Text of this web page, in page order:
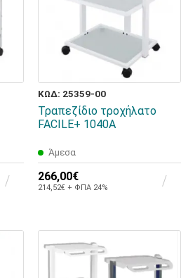
ΚΩΔ: 25359-00
Τραπεζίδιο τροχήλατο
FACILE+ 1040A
Άμεσα
266,00€
214,52€ + ΦΠΑ 24%